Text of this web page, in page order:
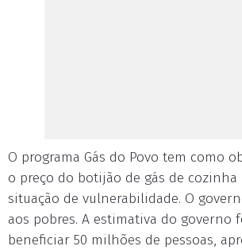
O programa Gás do Povo tem como
o preço do botijão de gás de cozinha
situação de vulnerabilidade. O
aos pobres. A estimativa do governo
beneficiar 50 milhões de pessoas,